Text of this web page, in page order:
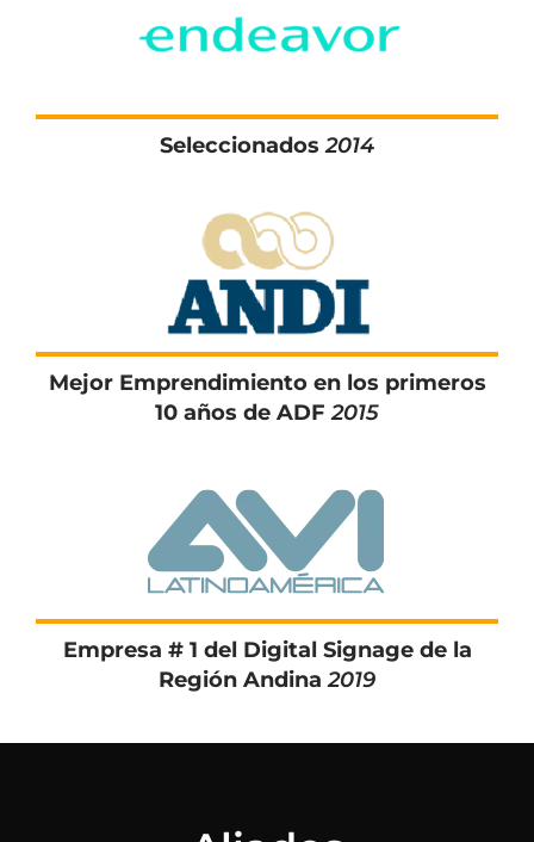
Seleccionados2014
Mejor Emprendimiento en los primeros
10 años de ADF 2015
Empresa # 1 del Digital Signage de la
Región Andina 2019